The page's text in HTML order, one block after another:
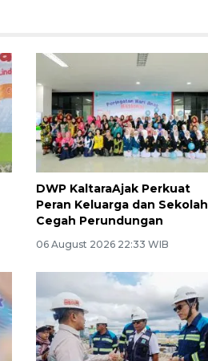
DWP KaltaraAjak Perkuat
Peran Keluarga dan Sekolah
Cegah Perundungan
06 August 2026 22:33 WIB